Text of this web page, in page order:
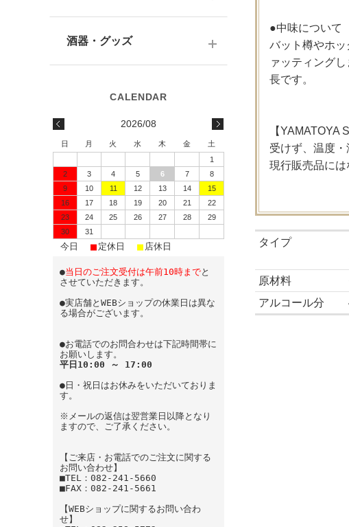
●中味について
バット樽やホ
ァッティング
長です。
【
受けず、温度
現行販売品に
タイプ
原材料
アルコール分
九州の日本酒
日本酒-720ml・500ml
日本酒-300ml・360ml
日本酒-180ml
飲みきりサイズ
テキーラ
酒器・グッズ
蔵元エコバッグ
2026/08
日 月 火 水 木 金
土
1
2
3 4 5 6 7
8
9
10 11 12 13 14
15
16
17 18 19 20 21
22
23
24 25 26 27 28
29
30
31
今日 ■ 定休日 ■ 店休日
●当日のご注文受付は午前10時までと
させていただきます。
●実店舗とWEBショップの休業日は異な
る場合がございます。
●お電話でのお問合わせは下記時間帯に
お願いします。
平日10:00 ～ 17:00
●日・祝日はお休みをいただいておりま
す。
※メールの返信は翌営業日以降となり
ますので、ご了承ください。
【ご来店・お電話でのご注文に関する
お問い合わせ】
■TEL：082-241-5660
■FAX：082-241-5661
【WEBショップに関するお問い合わ
せ】